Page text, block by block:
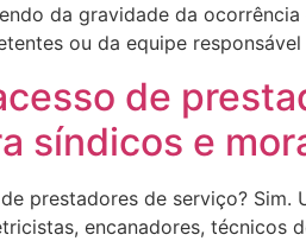
da gravidade da
ou da equipe
de
síndicos e
prestadores de serviço?
encanadores, técnicos